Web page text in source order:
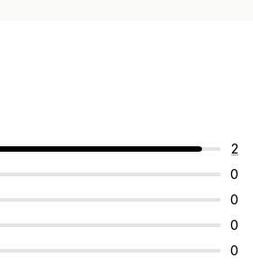
2
0
0
0
0